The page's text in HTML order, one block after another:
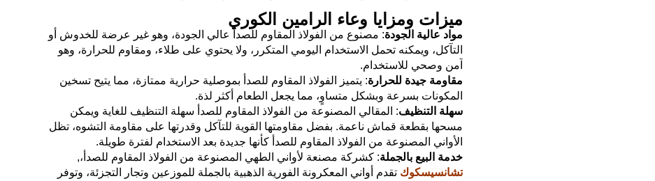
ميزات ومزايا وعاء الرامين الكوري
مواد عالية الجودة: مصنوع من الفولاذ المقاوم للصدأ عالي الجودة، وهو غير عرضة للخدوش أو
التآكل، ويمكنه تحمل الاستخدام اليومي المتكرر، ولا يحتوي على طلاء، ومقاوم للحرارة، وهو
آمن وصحي للاستخدام.
مقاومة جيدة للحرارة: يتميز الفولاذ المقاوم للصدأ بموصلية حرارية ممتازة، مما يتيح تسخين
المكونات بسرعة وبشكل متساوٍ، مما يجعل الطعام أكثر لذة.
سهلة التنظيف: المقالي المصنوعة من الفولاذ المقاوم للصدأ سهلة التنظيف للغاية ويمكن
مسحها بقطعة قماش ناعمة. بفضل مقاومتها القوية للتآكل وقدرتها على مقاومة التشوه، تظل
الأواني المصنوعة من الفولاذ المقاوم للصدأ كأنها جديدة بعد الاستخدام لفترة طويلة.
خدمة البيع بالجملة: كشركة مصنعة لأواني الطهي المصنوعة من الفولاذ المقاوم للصدأ،,
تشانسيسكوك تقدم أواني المعكرونة الفورية الذهبية بالجملة للموزعين وتجار التجزئة، وتوفر